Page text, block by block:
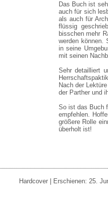
Das Buch ist
auch für sich
als auch für
flüssig
bisschen mehr
werden können.
in seine
mit seinen
Sehr detailliert
Nach der
der Parther und
So ist das Buch
empfehlen.
größere Rolle
überholt ist!
Hardcover | Erschienen: 25.